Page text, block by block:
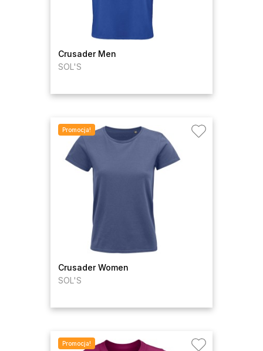
Crusader Men
SOL'S
Crusader Women
SOL'S
Promocja!
Promocja!